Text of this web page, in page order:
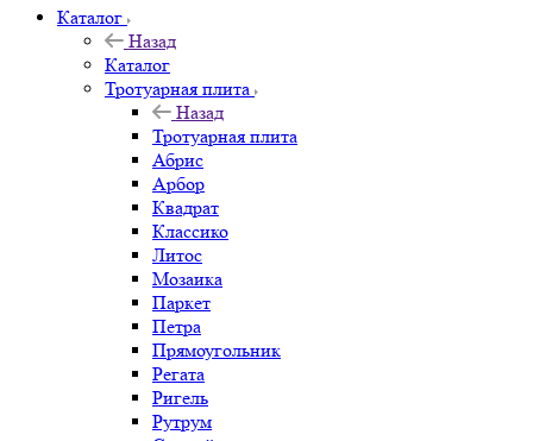
Каталог
Назад
Каталог
Тротуарная плита
Назад
Тротуарная плита
Абрис
Арбор
Квадрат
Классико
Литос
Мозаика
Паркет
Петра
Прямоугольник
Регата
Ригель
Рутрум